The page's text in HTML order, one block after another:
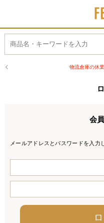
物流倉庫の休
会
メールアドレスとパスワードを入力